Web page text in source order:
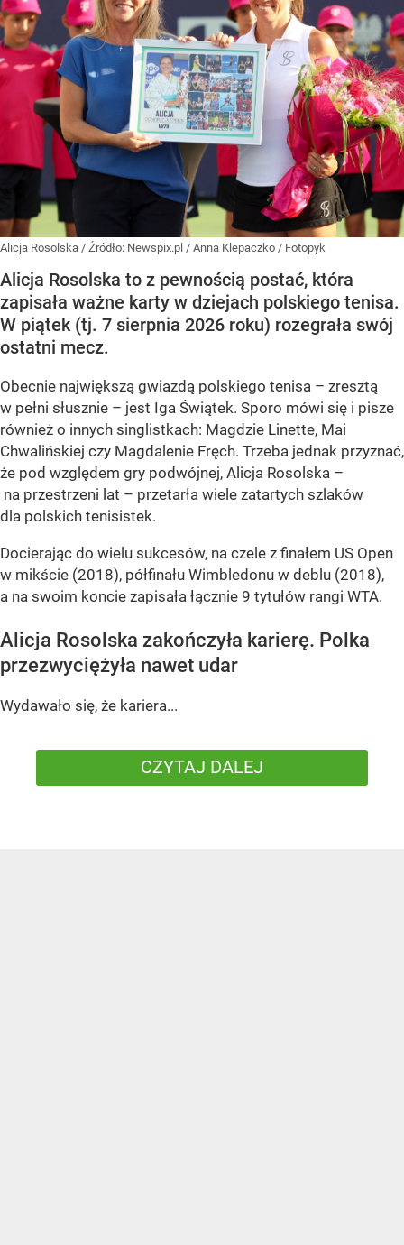
Alicja Rosolska / Źródło: Newspix.pl / Anna Klepaczko / Fotopyk
Alicja Rosolska to z pewnością postać, która
zapisała ważne karty w dziejach polskiego tenisa.
W piątek (tj. 7 sierpnia 2026 roku) rozegrała swój
ostatni mecz.
Obecnie największą gwiazdą polskiego tenisa – zresztą
w pełni słusznie – jest Iga Świątek. Sporo mówi się i pisze
również o innych singlistkach: Magdzie Linette, Mai
Chwalińskiej czy Magdalenie Fręch. Trzeba jednak przyznać,
że pod względem gry podwójnej, Alicja Rosolska –
na przestrzeni lat – przetarła wiele zatartych szlaków
dla polskich tenisistek.
Docierając do wielu sukcesów, na czele z finałem US Open
w mikście (2018), półfinału Wimbledonu w deblu (2018),
a na swoim koncie zapisała łącznie 9 tytułów rangi WTA.
Alicja Rosolska zakończyła karierę. Polka
przezwyciężyła nawet udar
Wydawało się, że kariera...
CZYTAJ DALEJ